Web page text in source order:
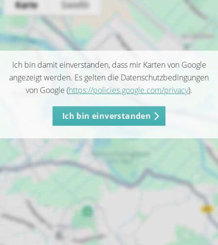
Ich bin damit einverstanden, dass mir Karten von Google
angezeigt werden. Es gelten die Datenschutzbedingungen
von Google (https://policies.google.com/privacy).
Ich bin einverstanden